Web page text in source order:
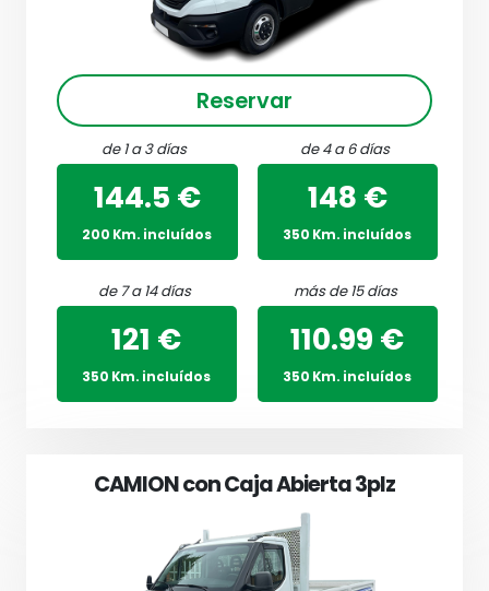
Reservar
de 1 a 3 días
144.5 €
200 Km. incluídos
de 4 a 6 días
148 €
350 Km. incluídos
de 7 a 14 días
121 €
350 Km. incluídos
más de 15 días
110.99 €
350 Km. incluídos
CAMION con Caja Abierta 3plz